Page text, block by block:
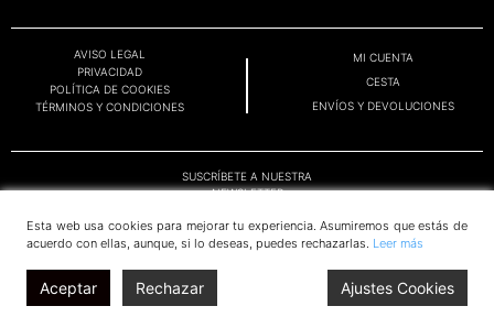
AVISO LEGAL
PRIVACIDAD
POLÍTICA DE COOKIES
TÉRMINOS Y CONDICIONES
MI CUENTA
CESTA
ENVÍOS Y DEVOLUCIONES
SUSCRÍBETE A NUESTRA
NEWSLETTER
© THALES DE MILETO 2025
Esta web usa cookies para mejorar tu experiencia. Asumiremos que estás de
acuerdo con ellas, aunque, si lo deseas, puedes rechazarlas. Leer más
Aceptar Rechazar Ajustes Cookies